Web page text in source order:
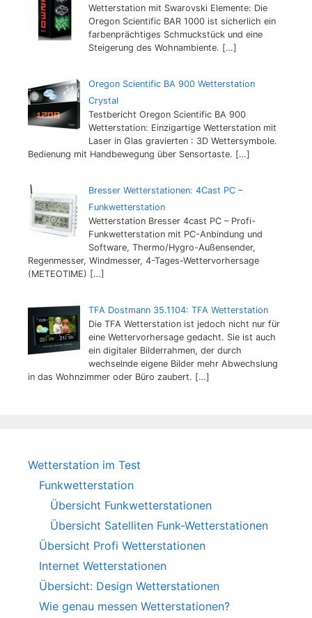
Wetterstation mit Swarovski Elemente: Die
Oregon Scientific BAR 1000 ist sicherlich ein
farbenprächtiges Schmuckstück und eine
Steigerung des Wohnambiente. […]
Oregon Scientific BA 900 Wetterstation
Crystal
Testbericht Oregon Scientific BA 900
Wetterstation: Einzigartige Wetterstation mit
Laser in Glas gravierten : 3D Wettersymbole.
Bedienung mit Handbewegung über Sensortaste. […]
Bresser Wetterstationen: 4Cast PC –
Funkwetterstation
Wetterstation Bresser 4cast PC – Profi-
Funkwetterstation mit PC-Anbindung und
Software, Thermo/Hygro-Außensender,
Regenmesser, Windmesser, 4-Tages-Wettervorhersage
(METEOTIME) […]
TFA Dostmann 35.1104: TFA Wetterstation
Die TFA Wetterstation ist jedoch nicht nur für
eine Wettervorhersage gedacht. Sie ist auch
ein digitaler Bilderrahmen, der durch
wechselnde eigene Bilder mehr Abwechslung
in das Wohnzimmer oder Büro zaubert. […]
Wetterstation im Test
Funkwetterstation
Übersicht Funkwetterstationen
Übersicht Satelliten Funk-Wetterstationen
Übersicht Profi Wetterstationen
Internet Wetterstationen
Übersicht: Design Wetterstationen
Wie genau messen Wetterstationen?